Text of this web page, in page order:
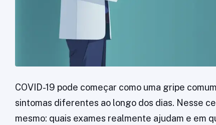
COVID-19 pode começar como uma gripe
sintomas diferentes ao longo dos dias. Nesse
mesmo: quais exames realmente ajudam e em